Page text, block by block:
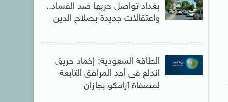
بغداد تواصل حربها ضد الفساد..
واعتقالات جديدة بصلاح الدين
الطاقة السعودية: إخماد حريق
اندلع فى أحد المرافق التابعة
لمصفاة أرامكو بجازان